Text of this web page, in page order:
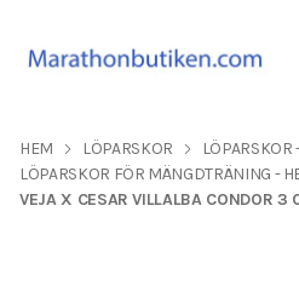
HEM LÖPARSKOR
LÖPARSKOR
LÖPARSKOR FÖR MÄNGDTRÄNING -
VEJA X CESAR VILLALBA CONDOR 3